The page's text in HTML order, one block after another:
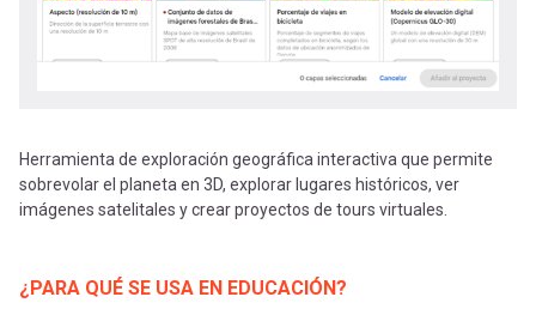
entrar
mi
Herramienta de exploración geográfica interactiva que permite
sobrevolar el planeta en 3D, explorar lugares históricos, ver
imágenes satelitales y crear proyectos de tours virtuales.
¿PARA QUÉ SE USA EN EDUCACIÓN?